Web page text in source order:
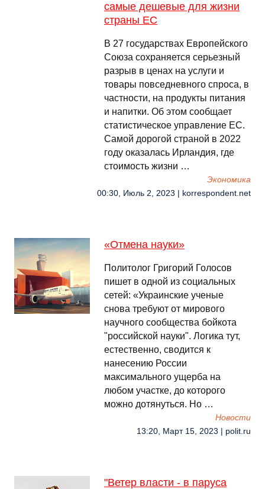
самые дешевые для жизни
страны ЕС
В 27 государствах Европейского
Союза сохраняется серьезный
разрыв в ценах на услуги и
товары повседневного спроса, в
частности, на продукты питания
и напитки. Об этом сообщает
статистическое управление ЕС.
Самой дорогой страной в 2022
году оказалась Ирландия, где
стоимость жизни …
Экономика
00:30, Июль 2, 2023 | korrespondent.net
«Отмена науки»
Политолог Григорий Голосов
пишет в одной из социальных
сетей: «Украинские ученые
снова требуют от мирового
научного сообщества бойкота
"российской науки". Логика тут,
естественно, сводится к
нанесению России
максимального ущерба на
любом участке, до которого
можно дотянуться. Но …
Новости
13:20, Март 15, 2023 | polit.ru
"Ветер власти - в паруса